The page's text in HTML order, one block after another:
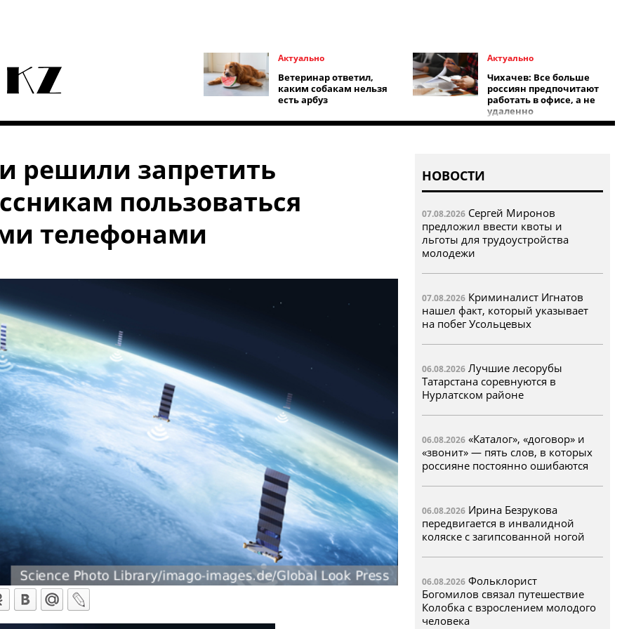
Актуально
Ветеринар ответил,
каким собакам нельзя
есть арбуз
Актуально
Чихачев: Все больше
россиян предпочитают
работать в офисе, а не
удаленно
решили запретить
пользоваться
телефонами
НОВОСТИ
07.08.2026Сергей Миронов
предложил ввести квоты и
льготы для трудоустройства
молодежи
07.08.2026Криминалист Игнатов
нашел факт, который указывает
на побег Усольцевых
06.08.2026Лучшие лесорубы
Татарстана соревнуются в
Нурлатском районе
06.08.2026«Каталог», «договор» и
«звонит» — пять слов, в которых
россияне постоянно ошибаются
06.08.2026Ирина Безрукова
передвигается в инвалидной
коляске с загипсованной ногой
06.08.2026Фольклорист
Богомилов связал путешествие
Колобка с взрослением молодого
человека